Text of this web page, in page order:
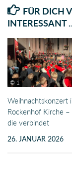
FÜR DICH
INTERESSANT
© 1
Weihnachtskonzert
Rockenhof Kirche –
die verbindet
26. JANUAR 2026